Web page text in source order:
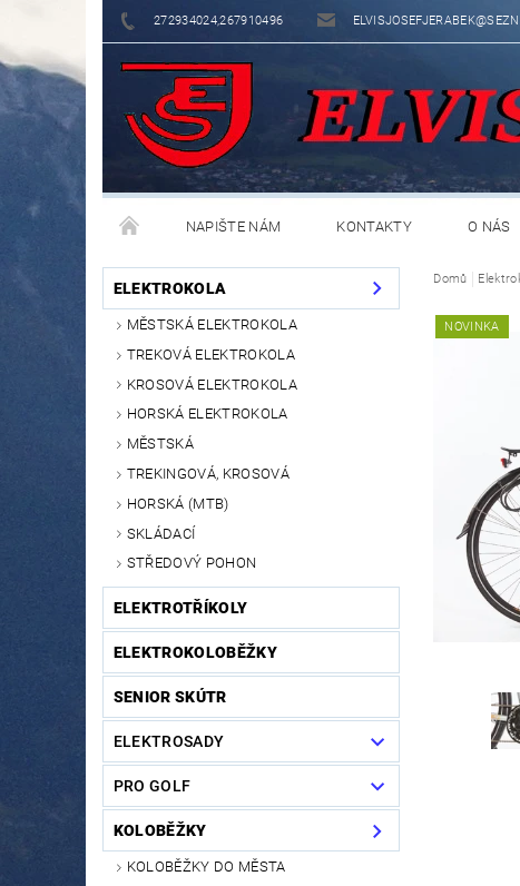
272934024,267910496
NAPIŠTE NÁM KONTAKTY O NÁS
ELEKTROKOLA
MĚSTSKÁ ELEKTROKOLA
TREKOVÁ ELEKTROKOLA
KROSOVÁ ELEKTROKOLA
HORSKÁ ELEKTROKOLA
MĚSTSKÁ
TREKINGOVÁ, KROSOVÁ
HORSKÁ (MTB)
SKLÁDACÍ
STŘEDOVÝ POHON
ELEKTROTŘÍKOLY
ELEKTROKOLOBĚŽKY
SENIOR SKÚTR
ELEKTROSADY
PRO GOLF
KOLOBĚŽKY
KOLOBĚŽKY DO MĚSTA
Domů
NOVINKA